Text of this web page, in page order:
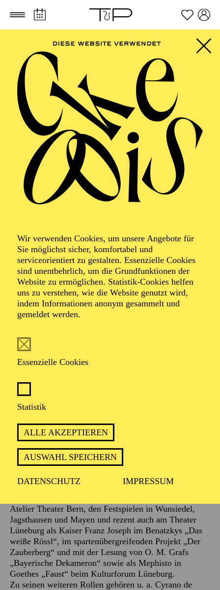
Zum Hauptinhalt springen Zum Footer springen
Wir verwenden Cookies, um unsere Angebote für
Sie möglichst sicher, komfortabel und
serviceorientiert zu gestalten. Essenzielle Cookies
sind unentbehrlich, um die Grundfunktionen der
Website zu ermöglichen. Statistik-Cookies helfen
uns zu verstehen, wie die Website genutzt wird,
indem Informationen anonym gesammelt und
gemeldet werden.
Essenzielle Cookies
Statistik
ALLE AKZEPTIEREN
AUSWAHL SPEICHERN
DATENSCHUTZ IMPRESSUM
Foto: Urban Ruths
Gerry Hungbauer
Gerry Hungbauer wurde durch seine durchgehende
Rolle des Martin von Beyenbach in der Daily Soap
Neureuther, Anneliese Hofmann de Boer in seiner
Heimatstadt München, und war anschließend im
Ensemble des Pfalztheaters Kaiserslautern sowie des
Badischen Staatstheaters Karlsruhe engagiert.
Außerdem gastierte er am Alten Schauspielhaus
Stuttgart, der Neuen Schaubühne München, der
Komödie am Marquard, dem Fritz Rémond Theater
Frankfurt, den Hamburger Kammerspielen, der
Atelier Theater Bern, den Festspielen in Wunsiedel,
Jagsthausen und Mayen und rezent auch am Theater
Lüneburg als Kaiser Franz Joseph im Benatzkys „Das
weiße Rössl“, im spartenübergreifenden Projekt „Der
Zauberberg“ und mit der Lesung von O. M. Grafs
„Bayerische Dekameron“ sowie als Mephisto in
Goethes „Faust“ beim Kulturforum Lüneburg.
Zu seinen weiteren Rollen gehören u. a. Cyrano de